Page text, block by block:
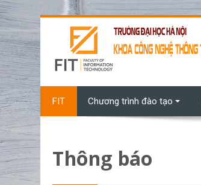
Chuyển tới nội dung chính
FIT Chương trình đào tạo
Thông báo